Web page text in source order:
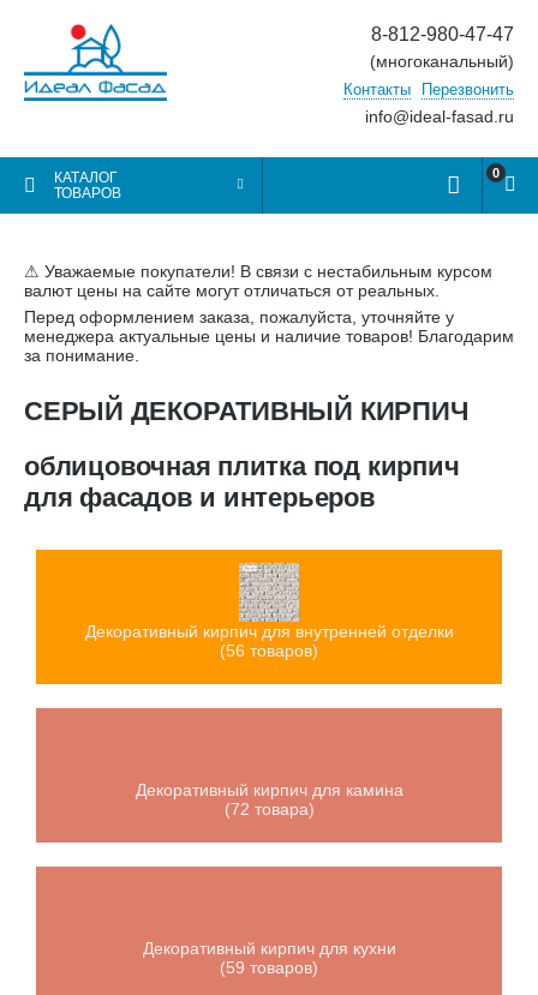
8-812-980-47-47
(многоканальный)
Контакты Перезвонить
info@ideal-fasad.ru
КАТАЛОГ
ТОВАРОВ
0
⚠ Уважаемые покупатели! В связи с нестабильным курсом
валют цены на сайте могут отличаться от реальных.
Перед оформлением заказа, пожалуйста, уточняйте у
менеджера актуальные цены и наличие товаров! Благодарим
за понимание.
СЕРЫЙ ДЕКОРАТИВНЫЙ КИРПИЧ
облицовочная плитка под кирпич
для фасадов и интерьеров
Декоративный кирпич для внутренней отделки
(56 товаров)
Декоративный кирпич для камина
(72 товара)
Декоративный кирпич для кухни
(59 товаров)